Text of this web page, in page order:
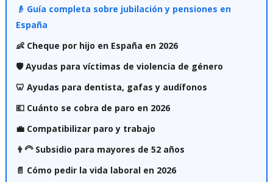
👴 Guía completa sobre jubilación y pensiones en
España
👶 Cheque por hijo en España en 2026
🛡️ Ayudas para víctimas de violencia de género
🦷 Ayudas para dentista, gafas y audífonos
💶 Cuánto se cobra de paro en 2026
💼 Compatibilizar paro y trabajo
👨‍🦳 Subsidio para mayores de 52 años
📄 Cómo pedir la vida laboral en 2026